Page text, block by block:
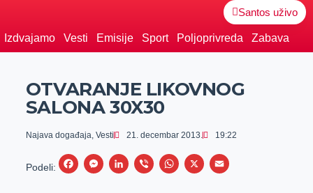
Santos uživo
Izdvajamo Vesti Emisije Sport Poljoprivreda Zabava
OTVARANJE LIKOVNOG
SALONA 30X30
Najava događaja, Vesti 21. decembar 2013. 19:22
Podeli:
F
M
L
V
W
X
E